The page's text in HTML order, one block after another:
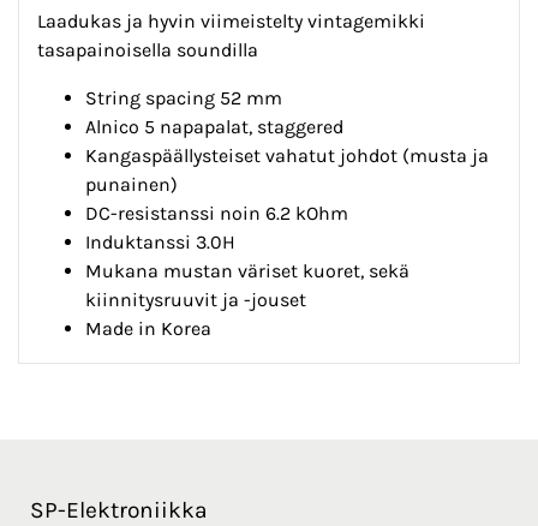
Laadukas ja hyvin viimeistelty vintagemikki
tasapainoisella soundilla
String spacing 52 mm
Alnico 5 napapalat, staggered
Kangaspäällysteiset vahatut johdot (musta ja
punainen)
DC-resistanssi noin 6.2 kOhm
Induktanssi 3.0H
Mukana mustan väriset kuoret, sekä
kiinnitysruuvit ja -jouset
Made in Korea
SP-Elektroniikka